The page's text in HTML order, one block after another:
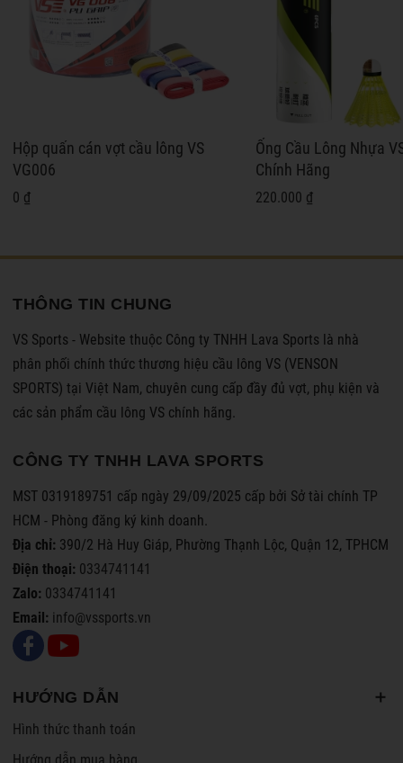
Hộp quấn cán vợt cầu lông VS
VG006
0 ₫
Ống Cầu Lông Nhựa
Chính Hãng
220.000 ₫
THÔNG TIN CHUNG
VS Sports - Website thuộc Công ty TNHH Lava Sports là nhà
phân phối chính thức thương hiệu cầu lông VS (VENSON
SPORTS) tại Việt Nam, chuyên cung cấp đầy đủ vợt, phụ kiện và
các sản phẩm cầu lông VS chính hãng.
CÔNG TY TNHH LAVA SPORTS
MST 0319189751 cấp ngày 29/09/2025 cấp bởi Sở tài chính TP
HCM - Phòng đăng ký kinh doanh.
Địa chỉ: 390/2 Hà Huy Giáp, Phường Thạnh Lộc, Quận 12, TPHCM
Điện thoại: 0334741141
Zalo: 0334741141
Email: info@vssports.vn
HƯỚNG DẪN
Hình thức thanh toán